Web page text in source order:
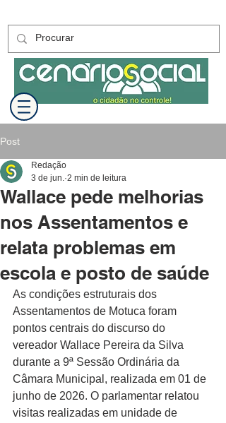
Post
Wallace pede melhorias
nos Assentamentos e
relata problemas em
escola e posto de saúde
Redação
3 de jun. 2 min de leitura
As condições estruturais dos
Assentamentos de Motuca foram
pontos centrais do discurso do
vereador Wallace Pereira da Silva
durante a 9ª Sessão Ordinária da
Câmara Municipal, realizada em 01 de
junho de 2026. O parlamentar relatou
visitas realizadas em unidade de